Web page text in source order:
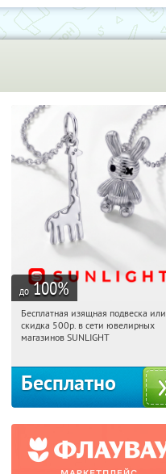
до 100%
04:46:46 Получили:
Россия
Бесплатная изящная подвеска или
скидка 500р. в сети ювелирных
магазинов SUNLIGHT
Бесплатно